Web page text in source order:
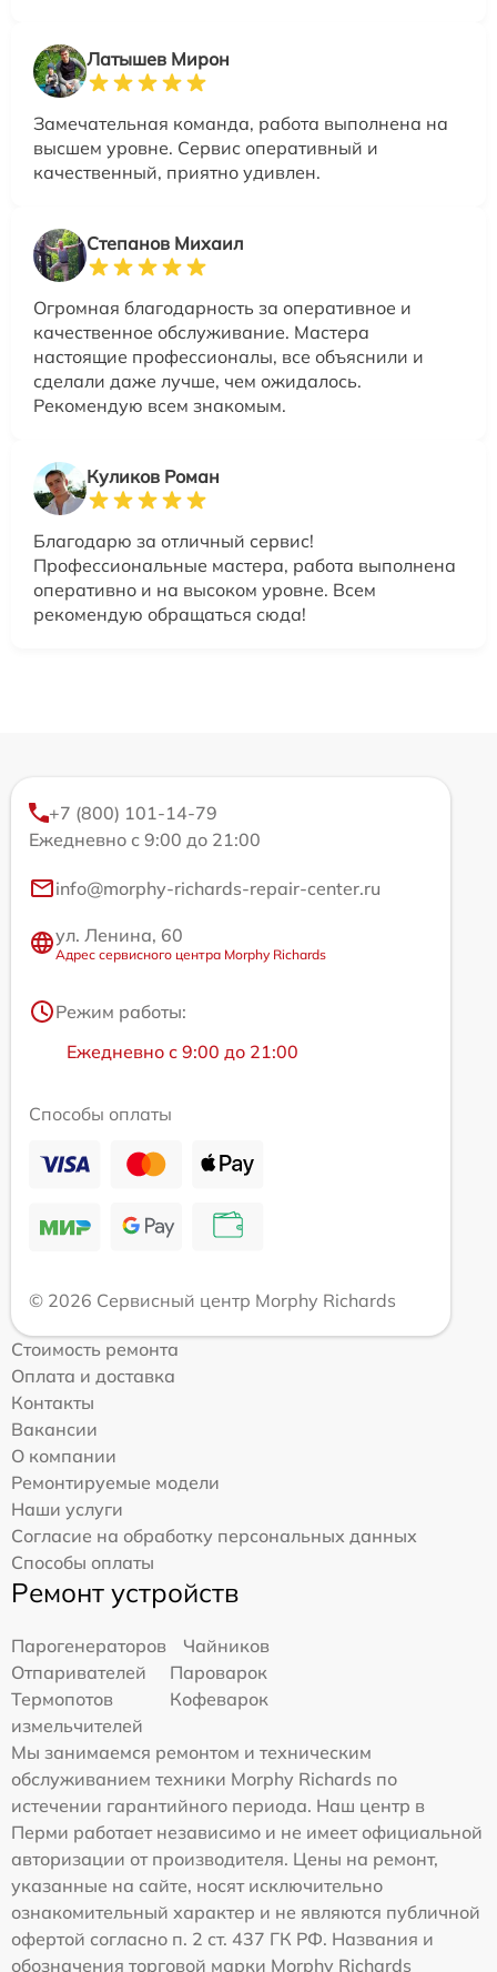
Латышев Мирон
Замечательная команда, работа выполнена на
высшем уровне. Сервис оперативный и
качественный, приятно удивлен.
Степанов Михаил
Огромная благодарность за оперативное и
качественное обслуживание. Мастера
настоящие профессионалы, все объяснили и
сделали даже лучше, чем ожидалось.
Рекомендую всем знакомым.
Куликов Роман
Благодарю за отличный сервис!
Профессиональные мастера, работа выполнена
оперативно и на высоком уровне. Всем
рекомендую обращаться сюда!
+7 (800) 101-14-79
Ежедневно с 9:00 до 21:00
info@morphy-richards-repair-center.ru
ул. Ленина, 60
Адрес сервисного центра Morphy Richards
Режим работы:
Ежедневно с 9:00 до 21:00
Способы оплаты
© 2026 Сервисный центр Morphy Richards
Стоимость ремонта
Оплата и доставка
Контакты
Вакансии
О компании
Ремонтируемые модели
Наши услуги
Согласие на обработку персональных данных
Способы оплаты
Ремонт устройств
Парогенераторов
Чайников
Отпаривателей
Пароварок
Термопотов
Кофеварок
измельчителей
Мы занимаемся ремонтом и техническим
обслуживанием техники Morphy Richards по
истечении гарантийного периода. Наш центр в
Перми работает независимо и не имеет официальной
авторизации от производителя. Цены на ремонт,
указанные на сайте, носят исключительно
ознакомительный характер и не являются публичной
офертой согласно п. 2 ст. 437 ГК РФ. Названия и
обозначения торговой марки Morphy Richards